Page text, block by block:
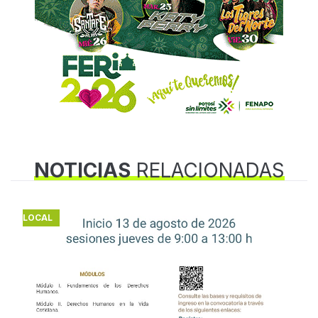
NOTICIASRELACIONADAS
LOCAL